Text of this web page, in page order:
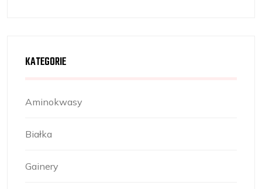
KATEGORIE
Aminokwasy
Białka
Gainery